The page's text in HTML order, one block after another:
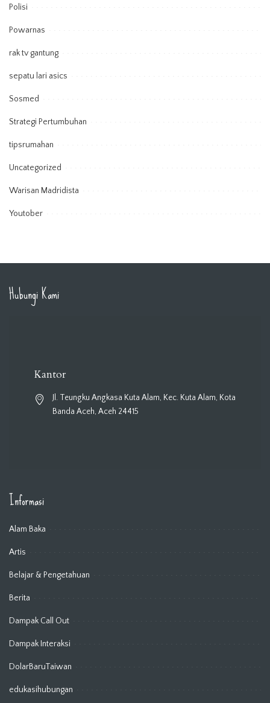
Polisi
Powarnas
rak tv gantung
sepatu lari asics
Sosmed
Strategi Pertumbuhan
tipsrumahan
Uncategorized
Warisan Madridista
Youtober
Hubungi Kami
Kantor
Jl. Teungku Angkasa Kuta Alam, Kec. Kuta Alam, Kota
Banda Aceh, Aceh 24415
Informasi
Alam Baka
Artis
Belajar & Pengetahuan
Berita
Dampak Call Out
Dampak Interaksi
DolarBaruTaiwan
edukasihubungan